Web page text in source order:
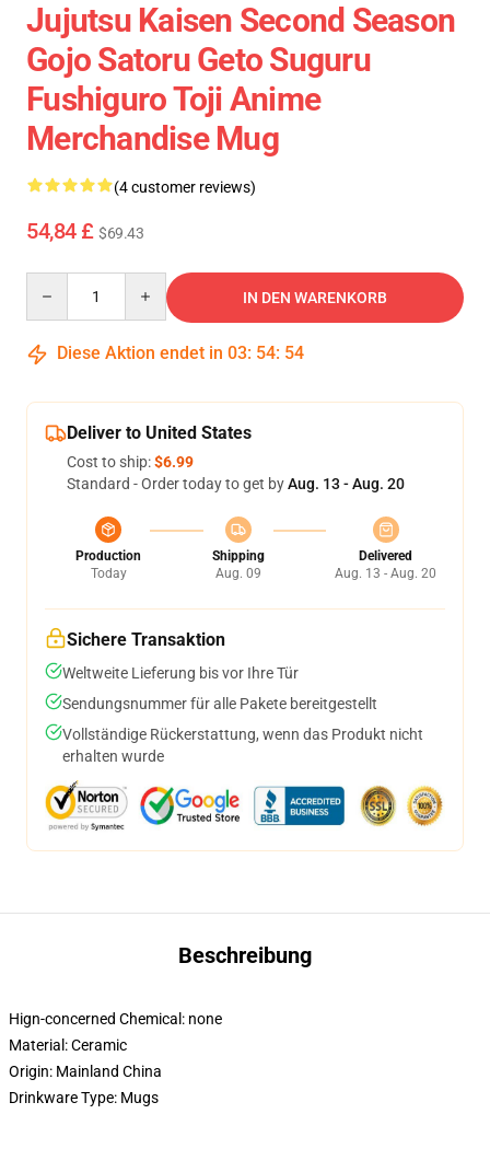
Jujutsu Kaisen Second Season
Gojo Satoru​ Geto Suguru
Fushiguro Toji Anime
Merchandise Mug
(4 customer reviews)
54,84 £ $69.43
IN DEN WARENKORB
Diese Aktion endet in 03: 54: 53
Deliver to United States
Cost to ship:$6.99
Standard - Order today to get byAug. 13 - Aug. 20
Production
Today
Shipping
Aug. 09
Delivered
Aug. 13 - Aug. 20
Sichere Transaktion
Weltweite Lieferung bis vor Ihre Tür
Sendungsnummer für alle Pakete bereitgestellt
Vollständige Rückerstattung, wenn das Produkt nicht
erhalten wurde
Beschreibung
Hign-concerned Chemical: none
Material:Ceramic
Origin: Mainland China
Drinkware Type: Mugs